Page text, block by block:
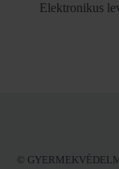
Elektronikus
©